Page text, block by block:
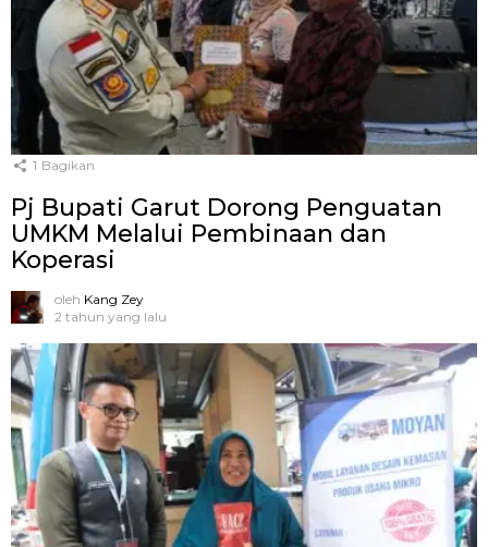
1 Bagikan
Pj Bupati Garut Dorong Penguatan
UMKM Melalui Pembinaan dan
Koperasi
oleh Kang Zey
2 tahun yang lalu